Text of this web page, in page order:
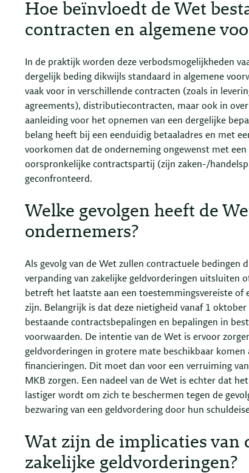
Hoe beïnvloedt de Wet
contracten en algemene
In de praktijk worden deze verbodsmogelijkheden
dergelijk beding dikwijls standaard in algemene
vaak voor in verschillende contracten (zoals in
agreements), distributiecontracten, maar ook in
aanleiding voor het opnemen van een dergelijke
belang heeft bij een eenduidig betaaladres en met
voorkomen dat de onderneming ongewenst met
oorspronkelijke contractspartij (zijn zaken-/
geconfronteerd.
Welke gevolgen heeft de
ondernemers?
Als gevolg van de Wet zullen contractuele bedingen
verpanding van zakelijke geldvorderingen uitsluiten
betreft het laatste aan een toestemmingsvereiste of
zijn. Belangrijk is dat deze nietigheid vanaf 1
bestaande contractsbepalingen en bepalingen in
voorwaarden. De intentie van de Wet is ervoor
geldvorderingen in grotere mate beschikbaar komen
financieringen. Dit moet dan voor een verruiming
MKB zorgen. Een nadeel van de Wet is echter dat
lastiger wordt om zich te beschermen tegen de
bezwaring van een geldvordering door hun
Wat zijn de implicaties van
zakelijke geldvorderingen?